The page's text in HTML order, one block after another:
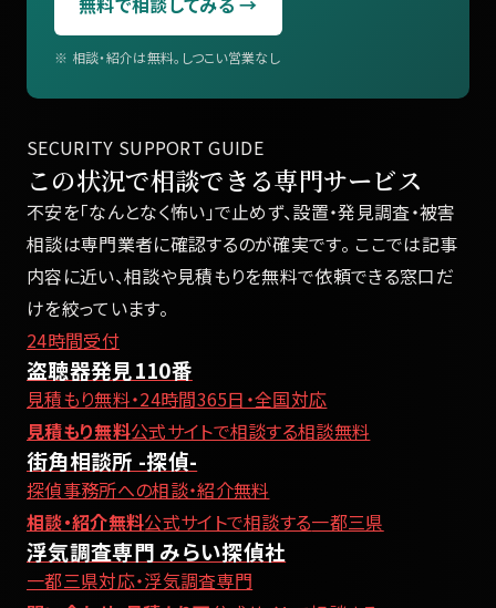
※ 相談・紹介は無料。しつこい営業なし
SECURITY SUPPORT GUIDE
この状況で相談できる専門サービス
不安を「なんとなく怖い」で止めず、設置・発見調査・被害
相談は専門業者に確認するのが確実です。 ここでは記事
内容に近い、相談や見積もりを無料で依頼できる窓口だ
けを絞っています。
24時間受付
盗聴器発見110番
見積もり無料・24時間365日・全国対応
見積もり無料公式サイトで相談する相談無料
街角相談所 -探偵-
探偵事務所への相談・紹介無料
相談・紹介無料公式サイトで相談する一都三県
浮気調査専門 みらい探偵社
一都三県対応・浮気調査専門